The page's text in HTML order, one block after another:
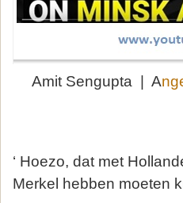
Amit Sengupta | A
‘ Hoezo, dat met
Merkel hebben moeten